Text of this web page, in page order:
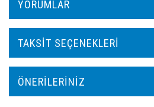
YORUMLAR
TAKSIT SEÇENEKLERI
ÖNERILERINIZ